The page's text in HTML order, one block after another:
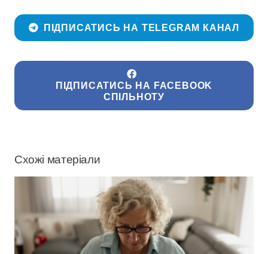
ПІДПИСАТИСЬ НА TELEGRAM КАНАЛ
ПІДПИСАТИСЬ НА FACEBOOK
СПІЛЬНОТУ
Схожі матеріали